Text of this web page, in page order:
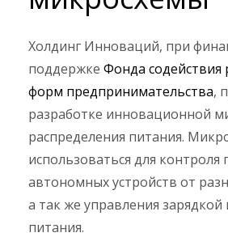
Холдинг Инноваций, при
поддержке Фонда содействия
форм предпринимательства,
разработке инновационной
распределения питания.
использоваться для контроля
автономных устройств от
а так же управления зарядкой
питания.